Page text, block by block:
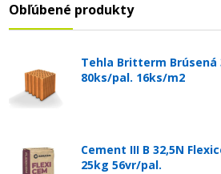
Obľúbené produkty
Tehla Britterm Brúsená
80ks/pal. 16ks/m2
Cement III B 32,5N
25kg 56vr/pal.